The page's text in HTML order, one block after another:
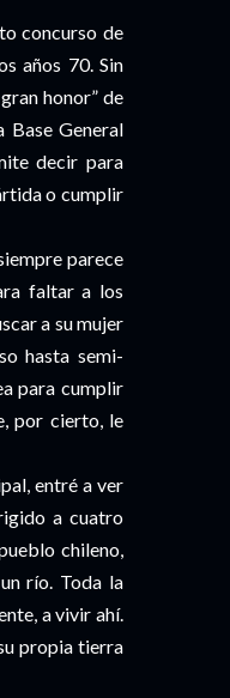
concurso de
años 70. Sin
honor” de
General
decir para
o cumplir
parece
faltar a los
a su mujer
hasta semi-
para cumplir
por cierto, le
entré a ver
a cuatro
chileno,
río. Toda la
a vivir ahí.
propia tierra